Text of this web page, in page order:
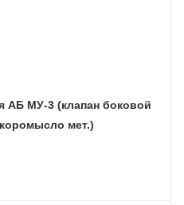
АБ МУ-3 (клапан боковой
мет.)